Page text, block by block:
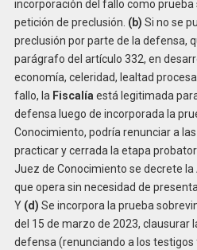
incorporación del fallo como prueba
petición de preclusión. (b) Si no se
preclusión por parte de la defensa,
parágrafo del artículo 332, en
economía, celeridad, lealtad
fallo, la Fiscalía está legitimada
defensa luego de incorporada la
Conocimiento, podría renunciar a
practicar y cerrada la etapa
Juez de Conocimiento se decrete la
que opera sin necesidad de
Y (d) Se incorpora la prueba
del 15 de marzo de 2023, clausurar
defensa (renunciando a los